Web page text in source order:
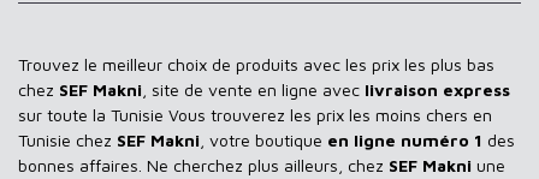
Trouvez le meilleur choix de produits avec les prix les plus bas
chez SEF Makni , site de vente en ligne avec livraison express
sur toute la Tunisie Vous trouverez les prix les moins chers en
Tunisie chez SEF Makni , votre boutique en ligne numéro 1 des
bonnes affaires. Ne cherchez plus ailleurs, chez SEF Makni une